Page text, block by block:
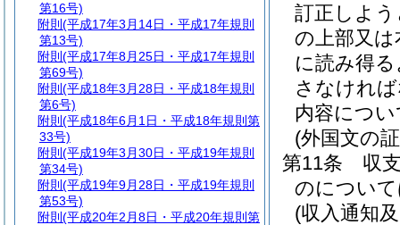
訂正しよ
の上部又
に読み得
さなけれ
内容につ
(外国文の
第11条
収
のについ
(収入通知
第16号)
附則 (平成17年3月14日・平成17年規則
第13号)
附則 (平成17年8月25日・平成17年規則
第69号)
附則 (平成18年3月28日・平成18年規則
第6号)
附則 (平成18年6月1日・平成18年規則第
33号)
附則 (平成19年3月30日・平成19年規則
第34号)
附則 (平成19年9月28日・平成19年規則
第53号)
附則 (平成20年2月8日・平成20年規則第